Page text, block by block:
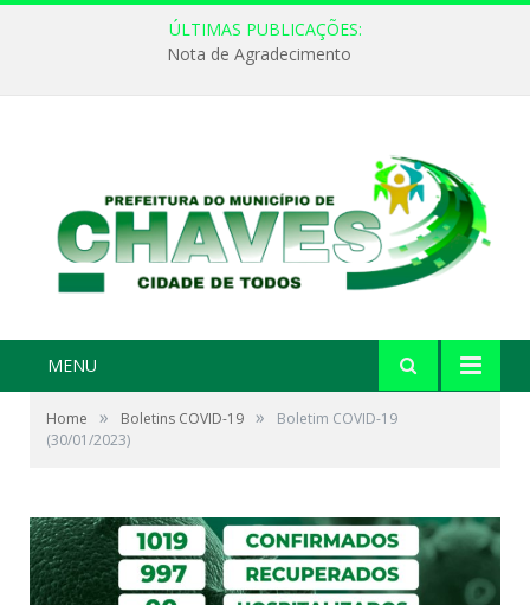
ÚLTIMAS PUBLICAÇÕES:
Nota de Agradecimento
MENU
Home » Boletins COVID-19 »
Boletim COVID-19
(30/01/2023)